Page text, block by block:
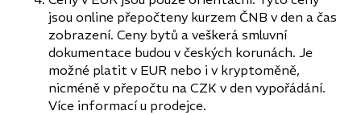
jsou online přepočteny kurzem ČNB v den a čas
zobrazení. Ceny bytů a veškerá smluvní
dokumentace budou v českých korunách. Je
možné platit v EUR nebo i v kryptoměně,
nicméně v přepočtu na CZK v den vypořádání.
Více informací u prodejce.